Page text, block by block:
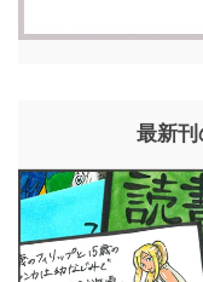
最新刊